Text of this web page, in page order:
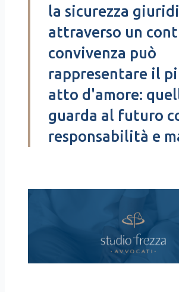
la sicurezza
attraverso un
convivenza può
rappresentare il
atto d'amore:
guarda al futuro
responsabilità e